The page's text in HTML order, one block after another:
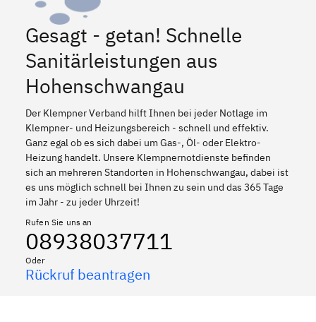
Gesagt - getan! Schnelle
Sanitärleistungen aus
Hohenschwangau
Der Klempner Verband hilft Ihnen bei jeder Notlage im
Klempner- und Heizungsbereich - schnell und effektiv.
Ganz egal ob es sich dabei um Gas-, Öl- oder Elektro-
Heizung handelt. Unsere Klempnernotdienste befinden
sich an mehreren Standorten in Hohenschwangau, dabei ist
es uns möglich schnell bei Ihnen zu sein und das 365 Tage
im Jahr - zu jeder Uhrzeit!
Rufen Sie uns an
08938037711
Oder
Rückruf beantragen